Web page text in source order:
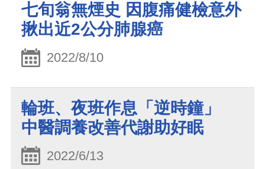
七旬翁無煙史 因腹痛健檢意外
揪出近2公分肺腺癌
2022/8/10
輪班、夜班作息「逆時鐘」
中醫調養改善代謝助好眠
2022/6/13